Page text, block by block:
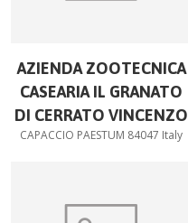
AZIENDA ZOOTECNICA
CASEARIA IL GRANATO
DI CERRATO VINCENZO
CAPACCIO PAESTUM 84047 Italy